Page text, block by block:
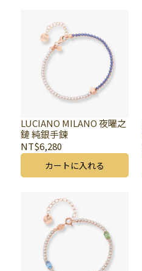
LUCIANO MILANO 夜曜之
鏈 純銀手鍊
NT$6,280
カートに入れる